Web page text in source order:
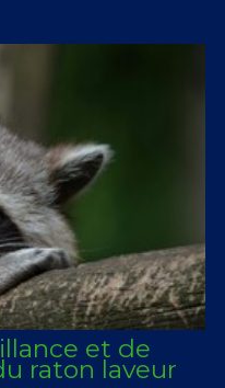
et de
raton laveur